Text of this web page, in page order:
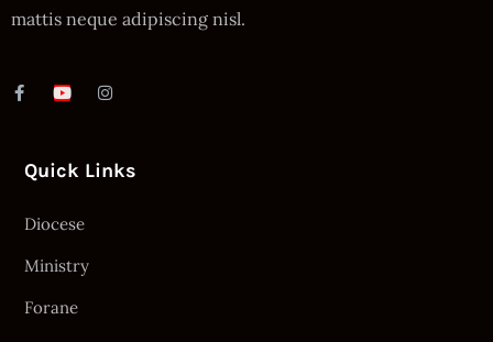
mattis neque adipiscing nisl.
Quick Links
Diocese
Ministry
Forane